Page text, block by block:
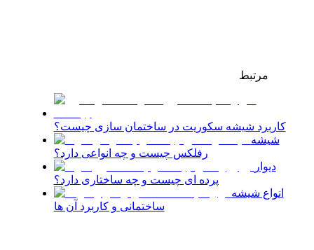
مرتبط
کاربرد شیشه سکوریت در ساختمان سازی چیست؟
شیشه
رفلکس چیست و چه انواعی دارد؟
دیوار
پرده ای چیست و چه ساختاری دارد؟
انواع شیشه
ساختمانی و کاربرد آن ها